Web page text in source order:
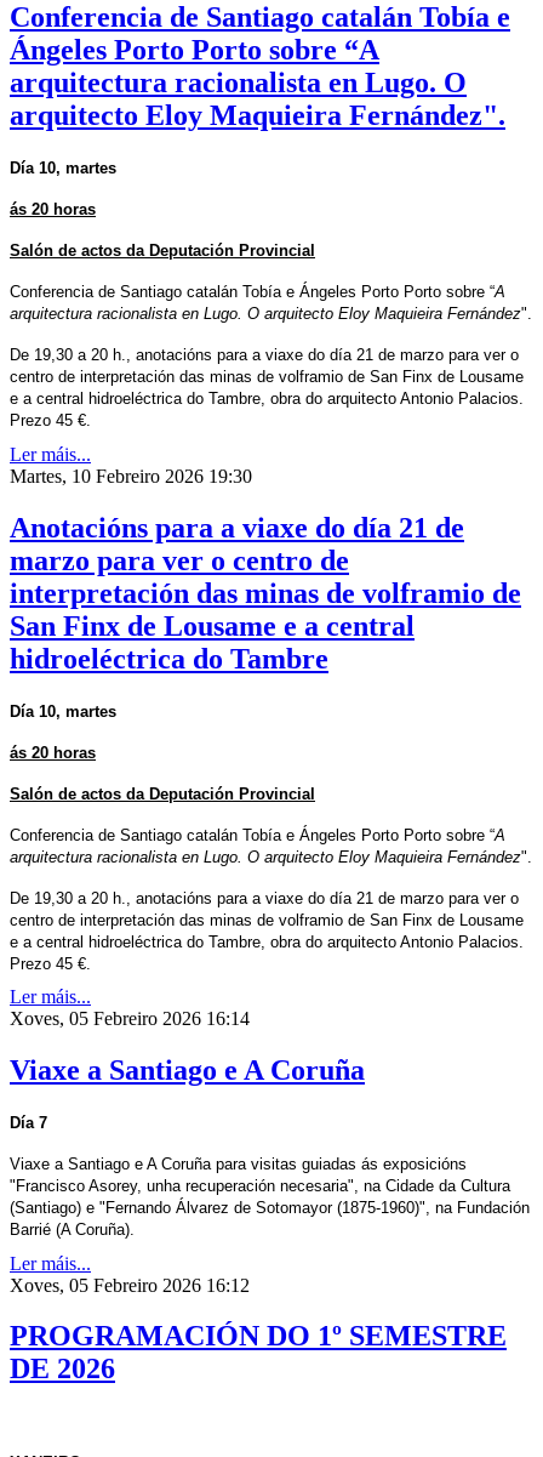
Conferencia de Santiago catalán Tobía e
Ángeles Porto Porto sobre “A
arquitectura racionalista en Lugo. O
arquitecto Eloy Maquieira Fernández".
Día 10, martes
ás 20 horas
Salón de actos da Deputación Provincial
Conferencia de Santiago catalán Tobía e Ángeles Porto Porto sobre “A
arquitectura racionalista en Lugo. O arquitecto Eloy Maquieira Fernández".
De 19,30 a 20 h., anotacións para a viaxe do día 21 de marzo para ver o
centro de interpretación das minas de volframio de San Finx de Lousame
e a central hidroeléctrica do Tambre, obra do arquitecto Antonio Palacios.
Prezo 45 €.
Ler máis...
Martes, 10 Febreiro 2026 19:30
Anotacións para a viaxe do día 21 de
marzo para ver o centro de
interpretación das minas de volframio de
San Finx de Lousame e a central
hidroeléctrica do Tambre
Día 10, martes
ás 20 horas
Salón de actos da Deputación Provincial
Conferencia de Santiago catalán Tobía e Ángeles Porto Porto sobre “A
arquitectura racionalista en Lugo. O arquitecto Eloy Maquieira Fernández".
De 19,30 a 20 h., anotacións para a viaxe do día 21 de marzo para ver o
centro de interpretación das minas de volframio de San Finx de Lousame
e a central hidroeléctrica do Tambre, obra do arquitecto Antonio Palacios.
Prezo 45 €.
Ler máis...
Xoves, 05 Febreiro 2026 16:14
Viaxe a Santiago e A Coruña
Día 7
Viaxe a Santiago e A Coruña para visitas guiadas ás exposicións
"Francisco Asorey, unha recuperación necesaria", na Cidade da Cultura
(Santiago) e "Fernando Álvarez de Sotomayor (1875-1960)", na Fundación
Barrié (A Coruña).
Ler máis...
Xoves, 05 Febreiro 2026 16:12
PROGRAMACIÓN DO 1º SEMESTRE
DE 2026